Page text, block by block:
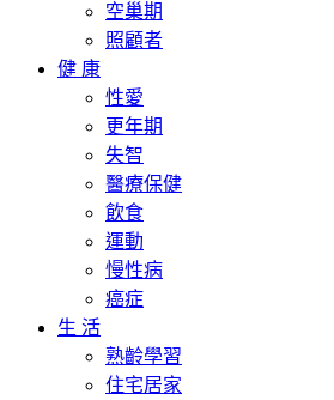
空巢期
照顧者
健 康
性愛
更年期
失智
醫療保健
飲食
運動
慢性病
癌症
生 活
熟齡學習
住宅居家